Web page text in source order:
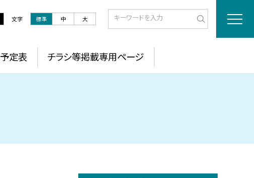
文字 標準 中 大
予定表 チラシ等掲載専用ページ